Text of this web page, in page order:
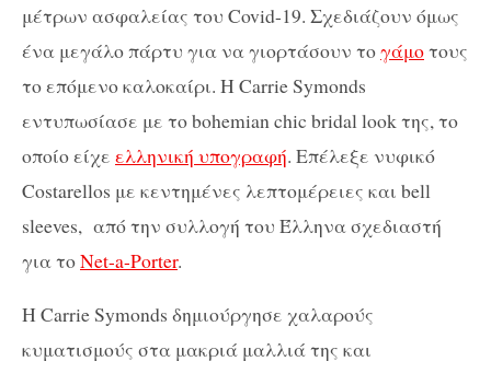
μέτρων ασφαλείας του Covid-19. Σχεδιάζουν όμως
ένα μεγάλο πάρτυ για να γιορτάσουν τογάμοτους
το επόμενο καλοκαίρι. Η Carrie Symonds
εντυπωσίασε με το bohemian chic bridal look της, το
οποίο είχε ελληνική υπογραφή. Επέλεξε νυφικό
Costarellos με κεντημένες λεπτομέρειες και bell
sleeves, από την συλλογή του Έλληνα σχεδιαστή
για τοNet-a-Porter.
H Carrie Symonds δημιούργησε χαλαρούς
κυματισμούς στα μακριά μαλλιά της και